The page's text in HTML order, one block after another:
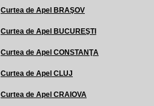
Curtea de Apel BRAŞOV
Curtea de Apel BUCUREŞTI
Curtea de Apel CONSTANŢA
Curtea de Apel CLUJ
Curtea de Apel CRAIOVA